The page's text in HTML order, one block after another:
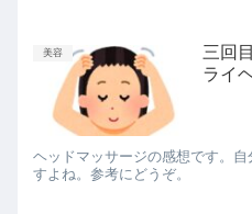
美容
三回
ライ
ヘッドマッサージの感想です。
すよね。参考にどうぞ。